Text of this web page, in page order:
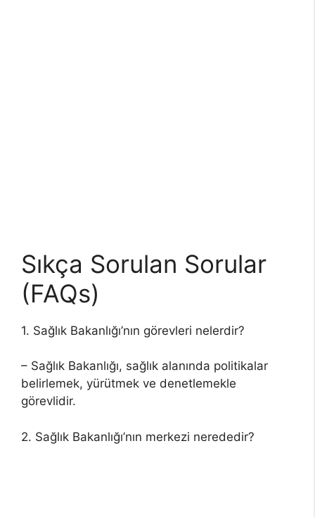
Sıkça Sorulan Sorular
(FAQs)
1. Sağlık Bakanlığı’nın görevleri nelerdir?
– Sağlık Bakanlığı, sağlık alanında politikalar
belirlemek, yürütmek ve denetlemekle
görevlidir.
2. Sağlık Bakanlığı’nın merkezi nerededir?